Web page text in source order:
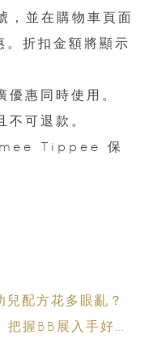
並在購物車頁面
。折扣金額將顯示
惠同時使用。
可退款。
Tippee 保
兒配方花多眼亂？
把握BB展入手好